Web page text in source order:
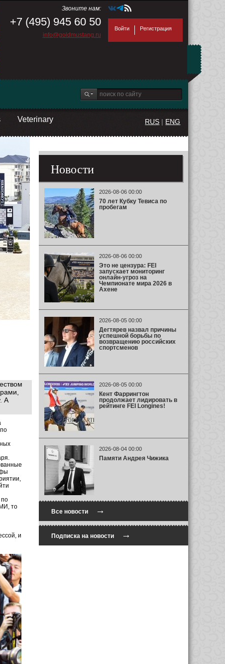
Звоните нам:
+7 (495) 945 60 50
info@goldmustang.ru
Войти Регистрация
Veterinary RUS | ENG
А
то
и
Новости
2026-08-06 00:00
70 лет Кубку Тевиса по
пробегам
2026-08-06 00:00
Это не цензура: FEI
запускает мониторинг
онлайн-угроз на
Чемпионате мира 2026 в
Ахене
2026-08-05 00:00
Дегтярев назвал причины
успешной борьбы по
возвращению российских
спортсменов
2026-08-05 00:00
Кент Фаррингтон
продолжает лидировать в
рейтинге FEI Longines!
2026-08-04 00:00
Памяти Андрея Чижика
Все новости→
Подписка на новости→